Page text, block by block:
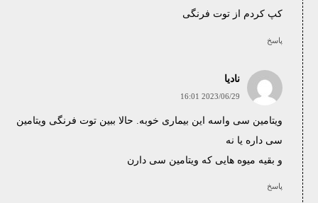
کپ کردم از توت فرنگی
پاسخ
نادیا
2023/06/29 16:01
ویتامین سی واسه این بیماری خوبه. حالا ببین توت فرنگی ویتامین
سی داره یا نه
و بقیه میوه هایی که ویتامین سی دارن
پاسخ